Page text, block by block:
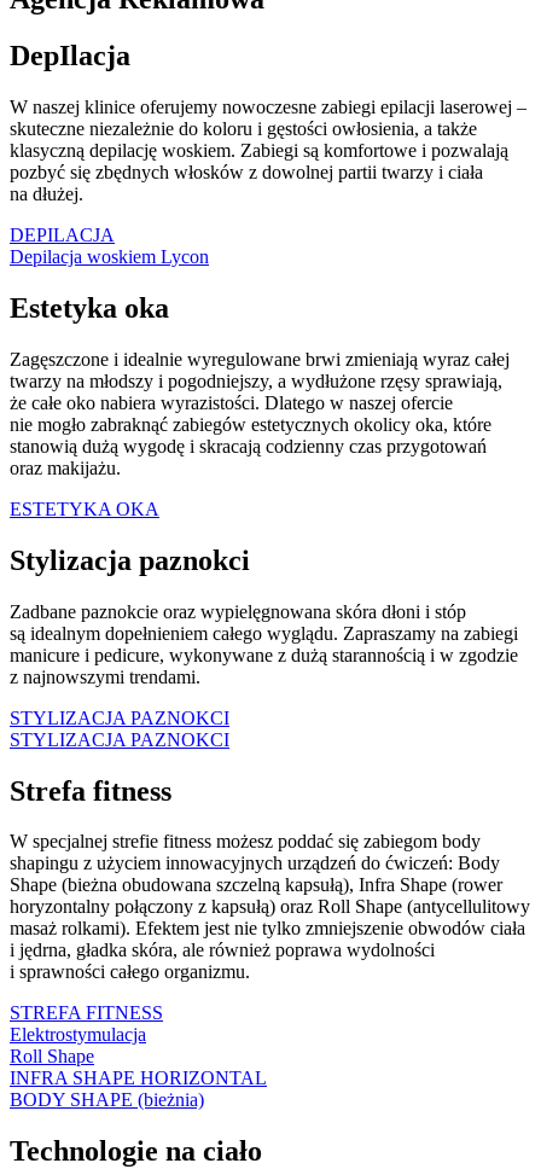
DepIlacja
W naszej klinice oferujemy nowoczesne zabiegi epilacji laserowej –
skuteczne niezależnie do koloru i gęstości owłosienia, a także
klasyczną depilację woskiem. Zabiegi są komfortowe i pozwalają
pozbyć się zbędnych włosków z dowolnej partii twarzy i ciała
na dłużej.
DEPILACJA
Depilacja woskiem Lycon
Estetyka oka
Zagęszczone i idealnie wyregulowane brwi zmieniają wyraz całej
twarzy na młodszy i pogodniejszy, a wydłużone rzęsy sprawiają,
że całe oko nabiera wyrazistości. Dlatego w naszej ofercie
nie mogło zabraknąć zabiegów estetycznych okolicy oka, które
stanowią dużą wygodę i skracają codzienny czas przygotowań
oraz makijażu.
ESTETYKA OKA
Stylizacja paznokci
Zadbane paznokcie oraz wypielęgnowana skóra dłoni i stóp
są idealnym dopełnieniem całego wyglądu. Zapraszamy na zabiegi
manicure i pedicure, wykonywane z dużą starannością i w zgodzie
z najnowszymi trendami.
STYLIZACJA PAZNOKCI
STYLIZACJA PAZNOKCI
Strefa fitness
W specjalnej strefie fitness możesz poddać się zabiegom body
shapingu z użyciem innowacyjnych urządzeń do ćwiczeń: Body
Shape (bieżna obudowana szczelną kapsułą), Infra Shape (rower
horyzontalny połączony z kapsułą) oraz Roll Shape (antycellulitowy
masaż rolkami). Efektem jest nie tylko zmniejszenie obwodów ciała
i jędrna, gładka skóra, ale również poprawa wydolności
i sprawności całego organizmu.
STREFA FITNESS
Elektrostymulacja
Roll Shape
INFRA SHAPE HORIZONTAL
BODY SHAPE (bieżnia)
Technologie na ciało